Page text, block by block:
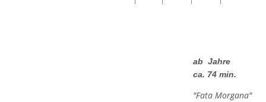
ab Jahre
ca. 74 min.
"Fata Morgana"